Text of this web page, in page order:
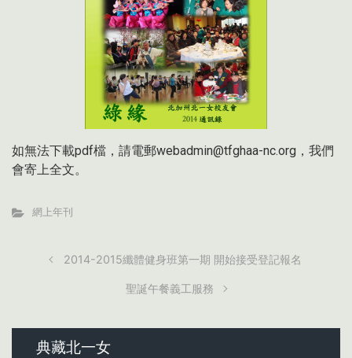
如無法下載pdf檔，請電郵webadmin@tfghaa-nc.org，我們
會寄上全文。
網上年刊
2014-2015纖體健身班第一期 開始接受登記報名
聖誕午餐義工服務
典藏北一女